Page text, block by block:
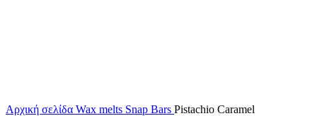
Αρχική σελίδα Wax melts Snap Bars Pistachio Caramel